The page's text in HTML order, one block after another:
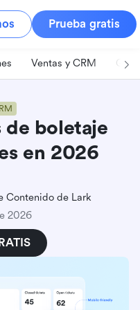
Prueba gratis
Ventas y CRM
de boletaje
en 2026
Contenido de Lark
2026